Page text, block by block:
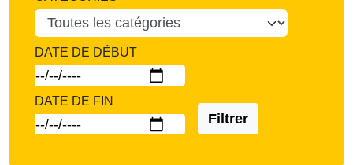
DATE DE DÉBUT
DATE DE FIN
Filtrer